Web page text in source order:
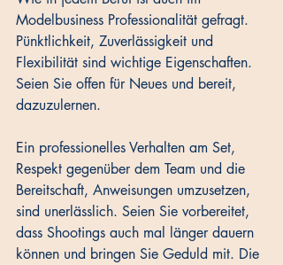
Modelbusiness Professionalität gefragt.
Pünktlichkeit, Zuverlässigkeit und
Flexibilität sind wichtige Eigenschaften.
Seien Sie offen für Neues und bereit,
dazuzulernen.
Ein professionelles Verhalten am Set,
Respekt gegenüber dem Team und die
Bereitschaft, Anweisungen umzusetzen,
sind unerlässlich. Seien Sie vorbereitet,
dass Shootings auch mal länger dauern
können und bringen Sie Geduld mit. Die